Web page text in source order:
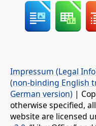
Impressum (Legal
(non-binding English
German version) |
otherwise specified,
website are licensed